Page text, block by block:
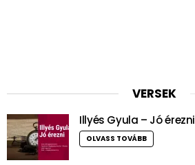
VERSEK
Illyés Gyula – Jó érezni
OLVASS TOVÁBB